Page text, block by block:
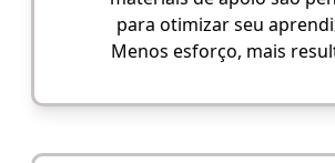
para otimizar seu
Menos esforço, mais